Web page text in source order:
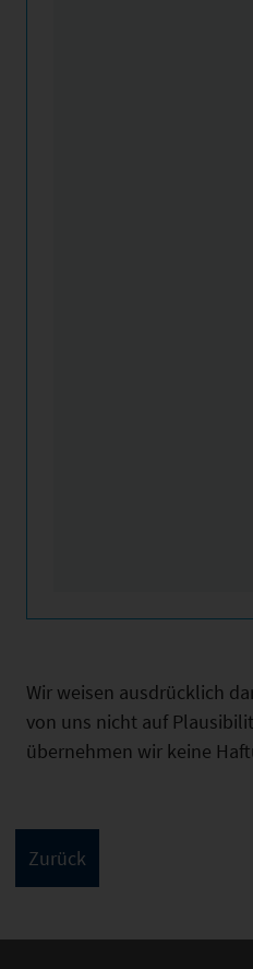
Wir weisen ausdrücklich
von uns nicht auf
übernehmen wir keine